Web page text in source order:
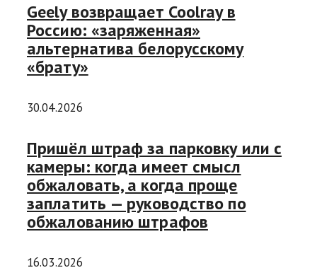
Geely возвращает Coolray в
Россию: «заряженная»
альтернатива белорусскому
«брату»
30.04.2026
Пришёл штраф за парковку или с
камеры: когда имеет смысл
обжаловать, а когда проще
заплатить — руководство по
обжалованию штрафов
16.03.2026